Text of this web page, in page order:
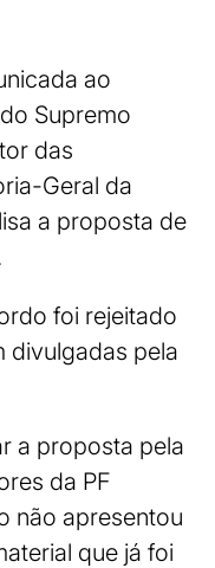
ao
Supremo
das
Geral da
a proposta de
foi rejeitado
divulgadas pela
a proposta pela
da PF
não apresentou
que já foi